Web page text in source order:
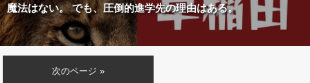
魔法はない。 でも、圧倒的進学先の理由はある。
次のページ »